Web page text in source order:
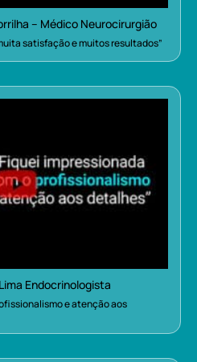
– Médico Neurocirurgião
satisfação e muitos resultados”
Endocrinologista
e atenção aos